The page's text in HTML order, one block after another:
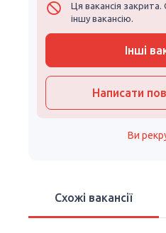
Ця вакансія закрита.
іншу вакансію.
Інші
Написати
Ви
Схожі вакансії